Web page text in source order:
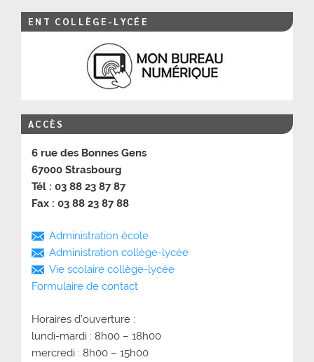
ENT COLLÈGE-LYCÉE
ACCÈS
6 rue des Bonnes Gens
67000 Strasbourg
Tél : 03 88 23 87 87
Fax : 03 88 23 87 88
Administration école
Administration collège-lycée
Vie scolaire collège-lycée
Formulaire de contact
Horaires d’ouverture :
lundi-mardi : 8h00 – 18h00
mercredi : 8h00 – 15h00